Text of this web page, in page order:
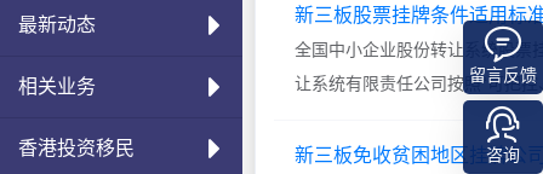
最新动态
相关业务
香港投资移民
公众公司监督管理办法》、《非
《重组办
新三板股票挂牌条件适用标
全国中小企业股份转让系统股票
让系统有限责任公司按照“可把
股份转让系统业务规则（试行
如下：一、依法设立且存续满两
新三板免收贫困地区挂牌公
留言反馈
咨询